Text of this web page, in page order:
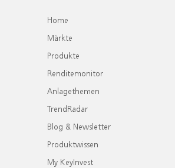
Home
Märkte
Produkte
Renditemonitor
Anlagethemen
TrendRadar
Blog & Newsletter
Produktwissen
My KeyInvest